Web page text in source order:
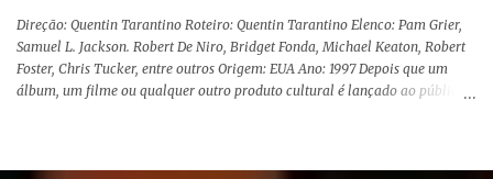
Direção: Quentin Tarantino Roteiro: Quentin Tarantino Elenco: Pam Grier,
Samuel L. Jackson. Robert De Niro, Bridget Fonda, Michael Keaton, Robert
Foster, Chris Tucker, entre outros Origem: EUA Ano: 1997 Depois que um
álbum, um filme ou qualquer outro produto cultural é lançado ao público